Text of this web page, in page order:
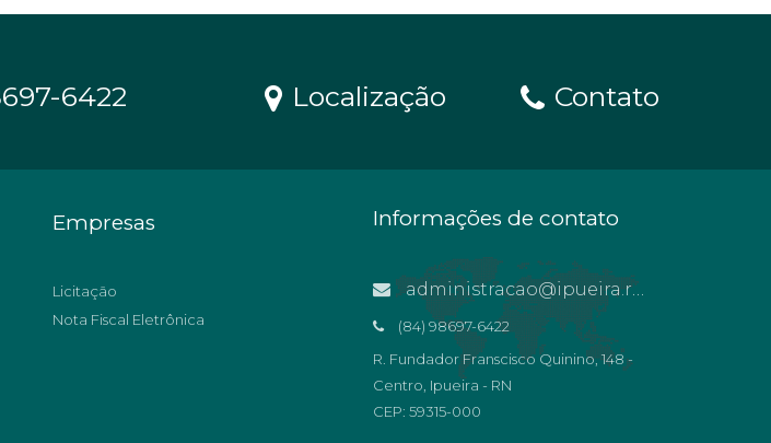
6422 Localização Contato
Empresas
Licitação
Nota Fiscal Eletrônica
Informações de contato
administracao@ipueira.rn.gov.br
(84) 98697-6422
R. Fundador Franscisco Quinino, 148 -
Centro, Ipueira - RN
CEP: 59315-000